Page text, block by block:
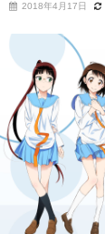
2018年4月17日